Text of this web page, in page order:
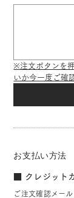
※注文ボタンを
いか今一度ご確
お支払い方法
■ クレジット
ご注文確認メー